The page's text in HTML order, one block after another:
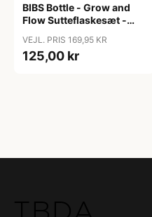
BIBS Bottle - Grow and
Flow Sutteflaskesæt -
Naturgummi/Rund -
150ml/270ml - 2-Pak -
VEJL. PRIS 169,95 KR
125,00 kr